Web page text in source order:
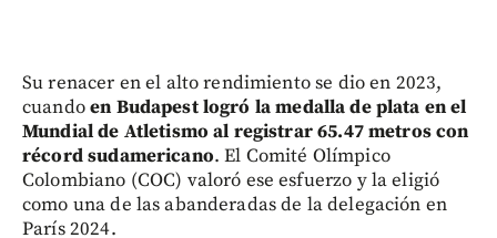
Su renacer en el alto rendimiento se dio en 2023,
cuandoen Budapest logró la medalla de plata en el
Mundial de Atletismo al registrar 65.47 metros con
récord sudamericano. El Comité Olímpico
Colombiano (COC) valoró ese esfuerzo y la eligió
como una de las abanderadas de la delegación en
París 2024.